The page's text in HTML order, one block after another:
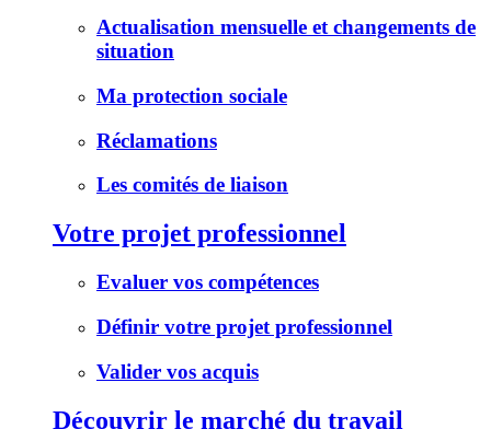
Actualisation mensuelle et changements de
situation
Ma protection sociale
Réclamations
Les comités de liaison
Votre projet professionnel
Evaluer vos compétences
Définir votre projet professionnel
Valider vos acquis
Découvrir le marché du travail